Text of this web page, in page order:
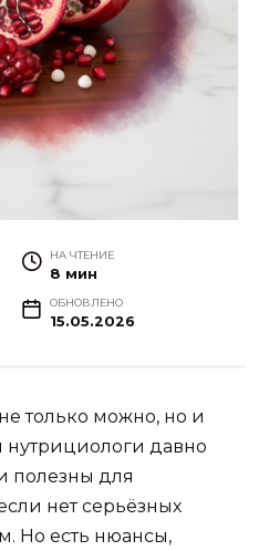
НА ЧТЕНИЕ
8 мин
ОБНОВЛЕНО
15.05.2026
только можно, но и
давно
полезны для
нет серьёзных
Но есть нюансы,